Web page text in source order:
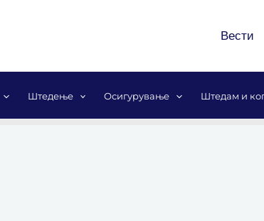
Вести
Штедење Осигурување Штедам и